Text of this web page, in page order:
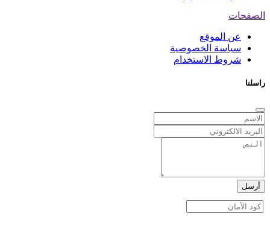
الصفحات
عن الموقع
سياسة الخصوصية
شروط الاستخدام
راسلنا
أرسل